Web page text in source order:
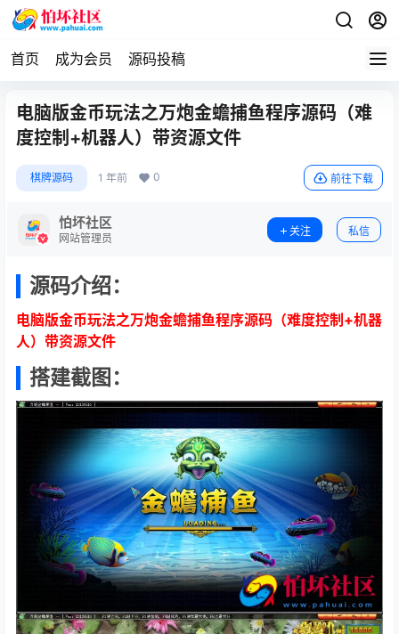
首页 成为会员 源码投稿
电脑版金币玩法之万炮金蟾捕鱼程序源码（难
度控制+机器人）带资源文件
棋牌源码 1 年前 0 前往下载
怕坏社区
网站管理员
关注 私信
源码介绍：
电脑版金币玩法之万炮金蟾捕鱼程序源码（难度控制+机器
人）带资源文件
搭建截图：